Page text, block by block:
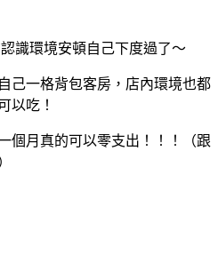
識環境安頓自己下度過了～
己一格背包客房，店內環境也都
以吃！
個月真的可以零支出！！！（跟